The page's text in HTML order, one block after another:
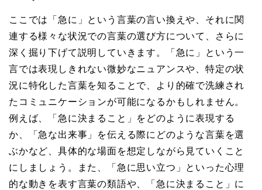
ここでは「急に」という言葉の言い換えや、それに関
連する様々な状況での言葉の選び方について、さらに
深く掘り下げて説明していきます。「急に」という一
言では表現しきれない微妙なニュアンスや、特定の状
況に特化した言葉を知ることで、より的確で洗練され
たコミュニケーションが可能になるかもしれません。
例えば、「急に決まること」をどのように表現する
か、「急な出来事」を伝える際にどのような言葉を選
ぶかなど、具体的な場面を想定しながら見ていくこと
にしましょう。また、「急に思い立つ」といった心理
的な動きを表す言葉の類語や、「急に決まること」に